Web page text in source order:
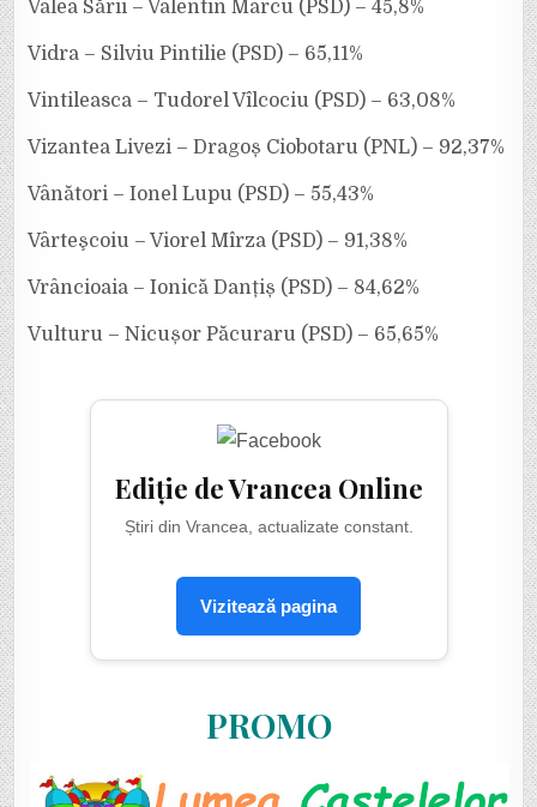
Valea Sării – Valentin Marcu (PSD) – 45,8%
Vidra – Silviu Pintilie (PSD) – 65,11%
Vintileasca – Tudorel Vîlcociu (PSD) – 63,08%
Vizantea Livezi – Dragoș Ciobotaru (PNL) – 92,37%
Vânători – Ionel Lupu (PSD) – 55,43%
Vârteşcoiu – Viorel Mîrza (PSD) – 91,38%
Vrâncioaia – Ionică Danțiș (PSD) – 84,62%
Vulturu – Nicușor Păcuraru (PSD) – 65,65%
Ediție de Vrancea Online
Știri din Vrancea, actualizate constant.
Vizitează pagina
PROMO